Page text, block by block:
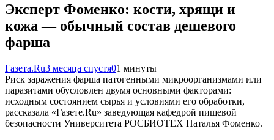
Эксперт Фоменко: кости, хрящи и
кожа — обычный состав дешевого
фарша
Газета.Ru3 месяца спустя01 минуты
Риск заражения фарша патогенными микроорганизмами или
паразитами обусловлен двумя основными факторами:
исходным состоянием сырья и условиями его обработки,
рассказала «Газете.Ru» заведующая кафедрой пищевой
безопасности Университета РОСБИОТЕХ Наталья Фоменко.